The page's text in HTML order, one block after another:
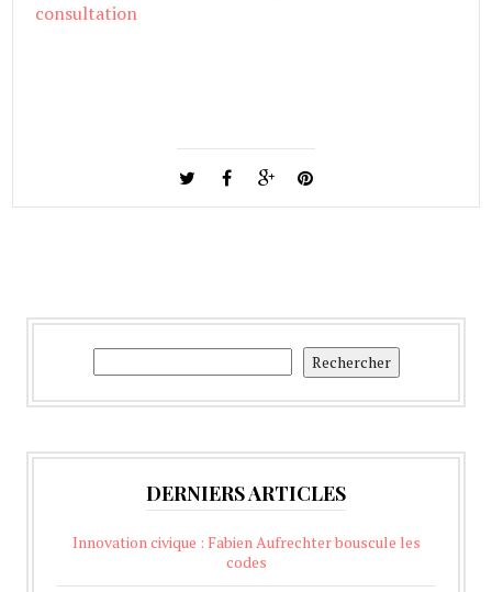
consultation
Rechercher
DERNIERS ARTICLES
Innovation civique : Fabien Aufrechter bouscule les
codes